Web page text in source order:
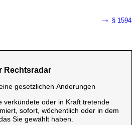
→ § 1594
Rechtsradar
gesetzlichen Änderungen
verkündete oder in Kraft tretende
sofort, wöchentlich oder in dem
Sie gewählt haben.